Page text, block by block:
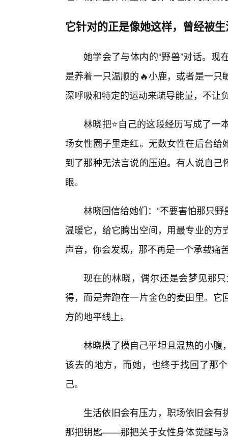
它针对的正是像她这样，曾经被
她学会了与体内的“野兽”对话。
是养着一只温顺的🔥小鹿，或者是一
深呼吸和特定的运动来疏导能量，不让
林晓把⭐自己的这段经历写成了一
场女性圈子里走红。无数女性在后台
到了那种无法言说的压迫。有人说自
眼。
林晓回信给她们：“不要害怕那只
温暖它，给它腾出空间，用最专业的
声音，你会发现，那不再是一个承载痛
现在的林晓，偶尔还是会梦见那
得，而是奔跑在一片金色的麦田里。
方的地平线上。
林晓摸了摸自己平坦且温热的小腹
该去的地方，而她，也终于找回了那
己。
生活依旧会有压力，职场依旧会
那把钥匙——那把关于女性身体觉醒与